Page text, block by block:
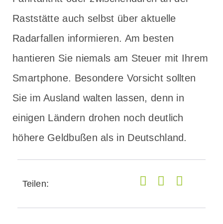
Raststätte auch selbst über aktuelle
Radarfallen informieren. Am besten
hantieren Sie niemals am Steuer mit Ihrem
Smartphone. Besondere Vorsicht sollten
Sie im Ausland walten lassen, denn in
einigen Ländern drohen noch deutlich
höhere Geldbußen als in Deutschland.
Teilen: